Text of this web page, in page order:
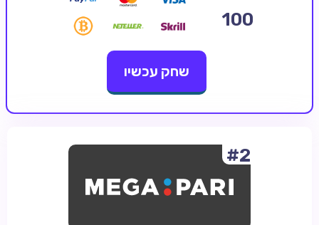
בונוסים בקזינו אונליין
100
שחק עכשיו
#2